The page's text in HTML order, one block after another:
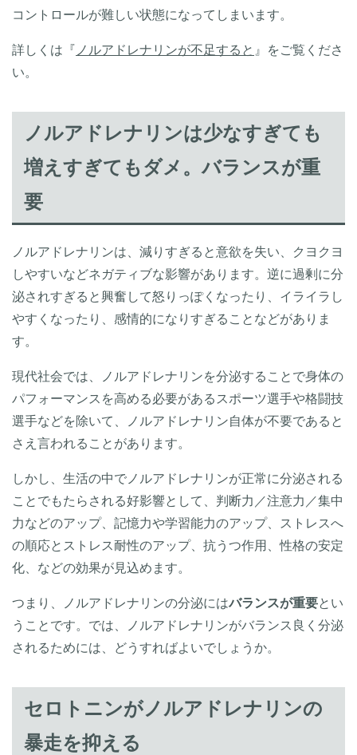
コントロールが難しい状態になってしまいます。
詳しくは『 ノルアドレナリンが不足すると 』をご覧くださ
い。
ノルアドレナリンは少なすぎても
増えすぎてもダメ。バランスが重
要
ノルアドレナリンは、減りすぎると意欲を失い、クヨクヨ
しやすいなどネガティブな影響があります。逆に過剰に分
泌されすぎると興奮して怒りっぽくなったり、イライラし
やすくなったり、感情的になりすぎることなどがありま
す。
現代社会では、ノルアドレナリンを分泌することで身体の
パフォーマンスを高める必要があるスポーツ選手や格闘技
選手などを除いて、ノルアドレナリン自体が不要であると
さえ言われることがあります。
しかし、生活の中でノルアドレナリンが正常に分泌される
ことでもたらされる好影響として、判断力／注意力／集中
力などのアップ、記憶力や学習能力のアップ、ストレスへ
の順応とストレス耐性のアップ、抗うつ作用、性格の安定
化、などの効果が見込めます。
つまり、ノルアドレナリンの分泌にはバランスが重要とい
うことです。では、ノルアドレナリンがバランス良く分泌
されるためには、どうすればよいでしょうか。
セロトニンがノルアドレナリンの
暴走を抑える